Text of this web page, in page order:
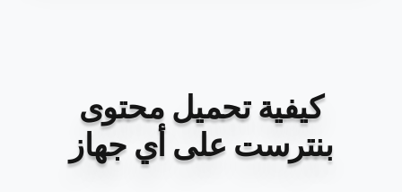
كيفية تحميل محتوى
بنترست على أي جهاز